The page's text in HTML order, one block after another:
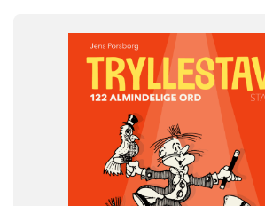
9788773996089